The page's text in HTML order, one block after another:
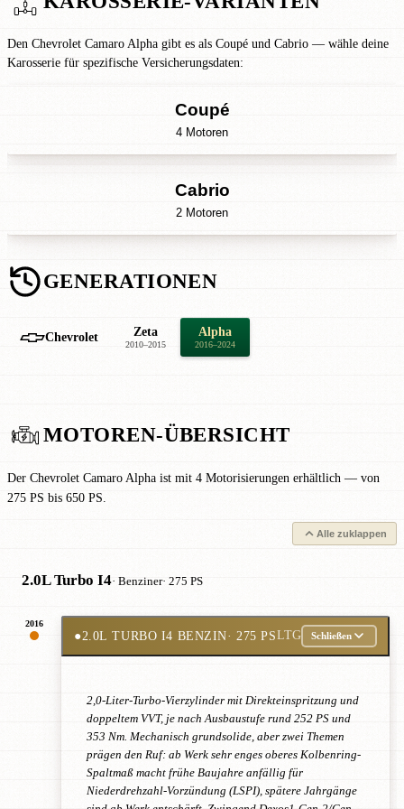
Den Chevrolet Camaro Alpha gibt es als Coupé und Cabrio — wähle deine
Karosserie für spezifische Versicherungsdaten:
Coupé
4 Motoren
Cabrio
2 Motoren
GENERATIONEN
Chevrolet Zeta
2010–2015
Alpha
2016–2024
MOTOREN-ÜBERSICHT
Der Chevrolet Camaro Alpha ist mit 4 Motorisierungen erhältlich — von
275 PS bis 650 PS.
Alle zuklappen
2.0L Turbo I4· Benziner· 275 PS
2016
●2.0L TURBO I4 BENZIN· 275 PSLTG Schließen
2,0-Liter-Turbo-Vierzylinder mit Direkteinspritzung und
doppeltem VVT, je nach Ausbaustufe rund 252 PS und
353 Nm. Mechanisch grundsolide, aber zwei Themen
prägen den Ruf: ab Werk sehr enges oberes Kolbenring-
Spaltmaß macht frühe Baujahre anfällig für
Niederdrehzahl-Vorzündung (LSPI), spätere Jahrgänge